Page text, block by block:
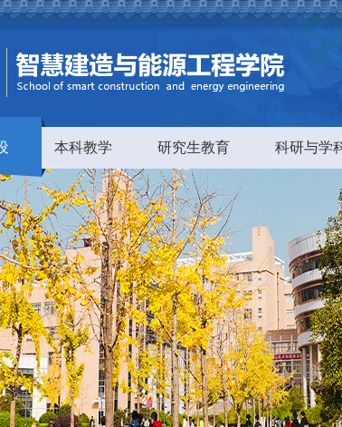
本科教学 研究生教育 科研与学